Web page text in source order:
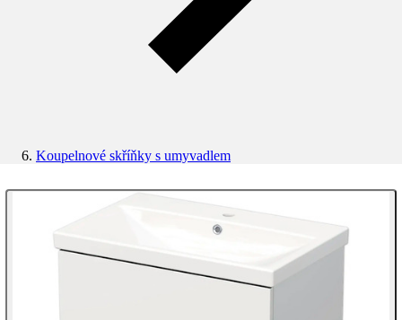
Koupelnové skříňky s umyvadlem